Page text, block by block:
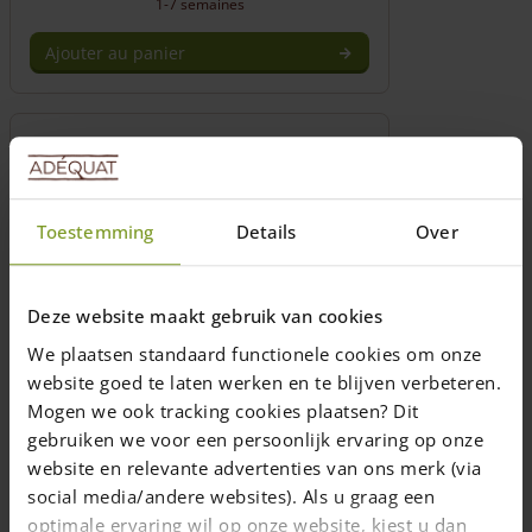
Toestemming Details Over
Deze website maakt gebruik van cookies
We plaatsen standaard functionele cookies om onze
website goed te laten werken en te blijven verbeteren.
Mogen we ook tracking cookies plaatsen? Dit
gebruiken we voor een persoonlijk ervaring op onze
website en relevante advertenties van ons merk (via
social media/andere websites). Als u graag een
optimale ervaring wil op onze website, kiest u dan
1-7 semaines
Ajouter au panier
Vis en acier inoxydable en différentes
dimensions (embout inclus)
Les vis en acier inoxydable sont
protégées contre l'acide tannique dans le
bois de chêne et de châtaignier